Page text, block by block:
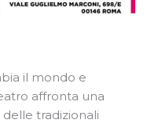
il mondo e
affronta una
tradizionali